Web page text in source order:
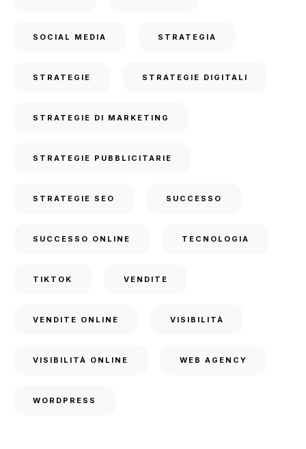
SOCIAL MEDIA STRATEGIA
STRATEGIE STRATEGIE DIGITALI
STRATEGIE DI MARKETING
STRATEGIE PUBBLICITARIE
STRATEGIE SEO SUCCESSO
SUCCESSO ONLINE TECNOLOGIA
TIKTOK VENDITE
VENDITE ONLINE VISIBILITÀ
VISIBILITÀ ONLINE WEB AGENCY
WORDPRESS